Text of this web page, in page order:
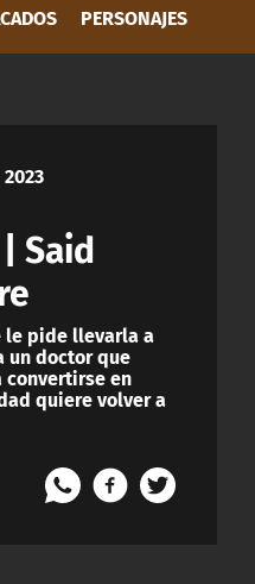
PERSONAJES
Said
le pide llevarla a
un doctor que
convertirse en
quiere volver a